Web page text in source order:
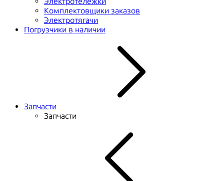
Комплектовщики заказов
Электротягачи
Погрузчики в наличии
Запчасти
Запчасти